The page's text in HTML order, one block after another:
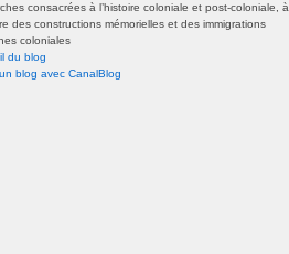
consacrées à l’histoire coloniale et post-coloniale, à
des constructions mémorielles et des immigrations
coloniales
du blog
blog avec CanalBlog